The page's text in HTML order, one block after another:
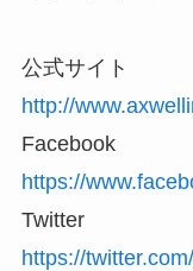
公式サイト
http://
Facebook
https://
Twitter
https://